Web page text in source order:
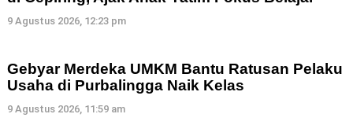
9 Agustus 2026, 12:23 pm
Gebyar Merdeka UMKM Bantu Ratusan Pelaku
Usaha di Purbalingga Naik Kelas
9 Agustus 2026, 11:59 am